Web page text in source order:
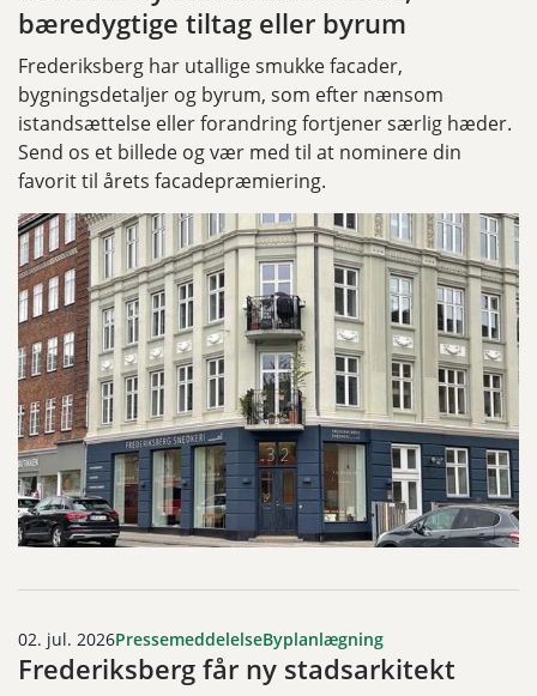
bæredygtige tiltag eller byrum
Frederiksberg har utallige smukke facader,
bygningsdetaljer og byrum, som efter nænsom
istandsættelse eller forandring fortjener særlig hæder.
Send os et billede og vær med til at nominere din
favorit til årets facadepræmiering.
02. jul. 2026PressemeddelelseByplanlægning
Frederiksberg får ny stadsarkitekt